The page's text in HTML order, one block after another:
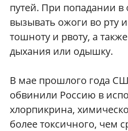
путей. При попадании
вызывать ожоги во рту
тошноту и рвоту, а
дыхания или одышку.
В мае прошлого года
обвинили Россию в
хлорпикрина,
более токсичного, чем